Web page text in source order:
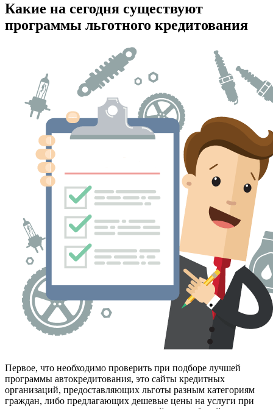
Какие на сегодня существуют
программы льготного кредитования
Первое, что необходимо проверить при подборе лучшей
программы автокредитования, это сайты кредитных
организаций, предоставляющих льготы разным категориям
граждан, либо предлагающих дешевые цены на услуги при